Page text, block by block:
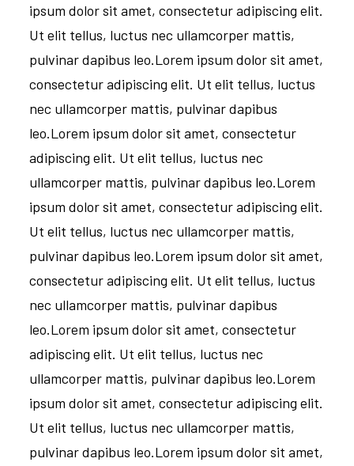
ipsum dolor sit amet, consectetur adipiscing elit.
Ut elit tellus, luctus nec ullamcorper mattis,
pulvinar dapibus leo.Lorem ipsum dolor sit amet,
consectetur adipiscing elit. Ut elit tellus, luctus
nec ullamcorper mattis, pulvinar dapibus
leo.Lorem ipsum dolor sit amet, consectetur
adipiscing elit. Ut elit tellus, luctus nec
ullamcorper mattis, pulvinar dapibus leo.Lorem
ipsum dolor sit amet, consectetur adipiscing elit.
Ut elit tellus, luctus nec ullamcorper mattis,
pulvinar dapibus leo.Lorem ipsum dolor sit amet,
consectetur adipiscing elit. Ut elit tellus, luctus
nec ullamcorper mattis, pulvinar dapibus
leo.Lorem ipsum dolor sit amet, consectetur
adipiscing elit. Ut elit tellus, luctus nec
ullamcorper mattis, pulvinar dapibus leo.Lorem
ipsum dolor sit amet, consectetur adipiscing elit.
Ut elit tellus, luctus nec ullamcorper mattis,
pulvinar dapibus leo.Lorem ipsum dolor sit amet,